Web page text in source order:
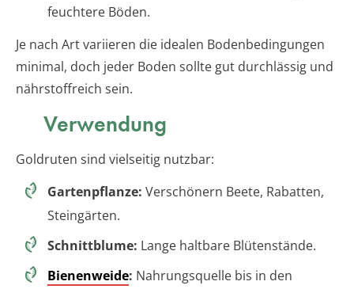
feuchtere Böden.
Je nach Art variieren die idealen Bodenbedingungen
minimal, doch jeder Boden sollte gut durchlässig und
nährstoffreich sein.
Verwendung
Goldruten sind vielseitig nutzbar:
Gartenpflanze: Verschönern Beete, Rabatten,
Steingärten.
Schnittblume: Lange haltbare Blütenstände.
Bienenweide: Nahrungsquelle bis in den